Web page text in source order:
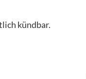
kündbar.